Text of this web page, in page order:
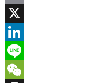
Email
X
LinkedIn
Line